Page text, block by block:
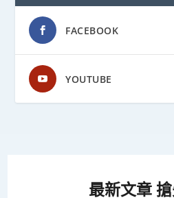
FACEBOOK
YOUTUBE
最新文章